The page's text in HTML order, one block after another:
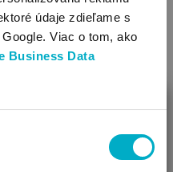
údaje zdieľame s
Viac o tom, ako
Business Data